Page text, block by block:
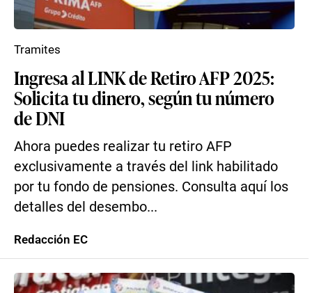
Ingresa al LINK de Retiro AFP 2025:
Solicita tu dinero, según tu número
de DNI
Ahora puedes realizar tu retiro AFP
exclusivamente a través del link habilitado
por tu fondo de pensiones. Consulta aquí los
detalles del desembo...
Tramites
Redacción EC